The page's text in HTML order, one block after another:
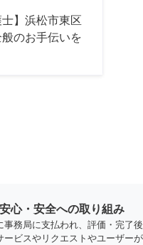
士】浜松市東区
のお手伝いを
心・安全への取り組み
事務局に支払われ、評価・完了
ービスやリクエストやユーザー